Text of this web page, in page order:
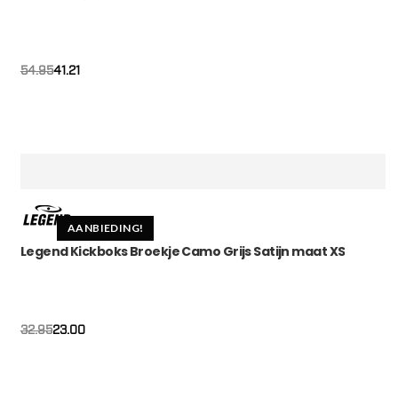
54.9541.21
AANBIEDING!
Legend Kickboks Broekje Camo Grijs Satijn maat XS
32.95
Oorspronkelijke
prijs
23.00
Huidige
prijs